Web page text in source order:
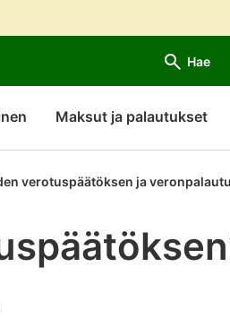
Hae
Maksut ja palautukset
verotuspäätöksen ja